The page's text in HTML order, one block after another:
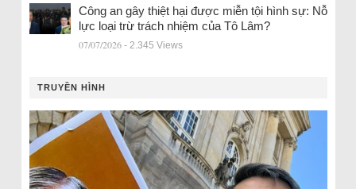
Công an gây thiệt hại được miễn tội hình sự: Nỗ
lực loại trừ trách nhiệm của Tô Lâm?
07/07/2026 - 2.345 Views
TRUYỀN HÌNH